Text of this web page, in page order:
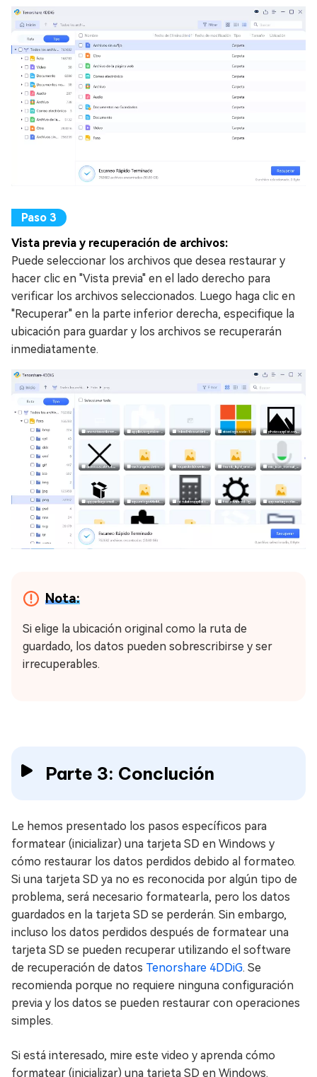
Vista previa y recuperación de archivos:
Puede seleccionar los archivos que desea restaurar y
hacer clic en "Vista previa" en el lado derecho para
verificar los archivos seleccionados. Luego haga clic en
"Recuperar" en la parte inferior derecha, especifique la
ubicación para guardar y los archivos se recuperarán
inmediatamente.
Nota:
Si elige la ubicación original como la ruta de
guardado, los datos pueden sobrescribirse y ser
irrecuperables.
Parte 3: Conclución
Le hemos presentado los pasos específicos para
formatear (inicializar) una tarjeta SD en Windows y
cómo restaurar los datos perdidos debido al formateo.
Si una tarjeta SD ya no es reconocida por algún tipo de
problema, será necesario formatearla, pero los datos
guardados en la tarjeta SD se perderán. Sin embargo,
incluso los datos perdidos después de formatear una
tarjeta SD se pueden recuperar utilizando el software
de recuperación de datos Tenorshare 4DDiG. Se
recomienda porque no requiere ninguna configuración
previa y los datos se pueden restaurar con operaciones
simples.
Si está interesado, mire este video y aprenda cómo
formatear (inicializar) una tarjeta SD en Windows.